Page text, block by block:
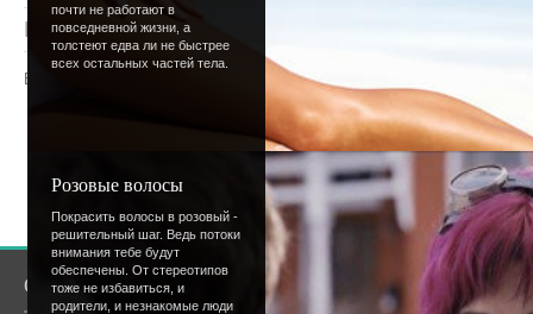
почти не работают в
повседневной жизни, а
толстеют едва ли не быстрее
всех остальных частей тела.
Розовые волосы
Покрасить волосы в розовый -
решительный шаг. Ведь потоки
внимания тебе будут
обеспечены. От стереотипов
тоже не избавиться, и
родители, и незнакомые люди
Просмотров: 1422 |
Всего комментариев
Добавлять комментарии могут
пользователи.
[ Регистрация|
О сайте Сообщество